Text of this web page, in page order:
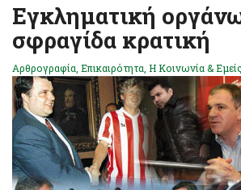
Εγκληματική
σφραγίδα κρατική
Αρθρογραφία Επικαιρότητα Η Κοινωνία & Εμείς